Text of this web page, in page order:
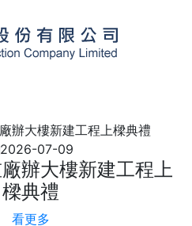
2026-07-09
辦大樓新建工程上
樑典禮
看更多